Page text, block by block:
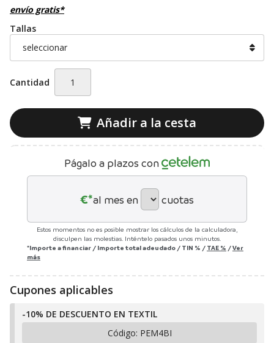
envío gratis*
Tallas
Cantidad
Añadir a la cesta
Págalo a plazos con
€*al mes en cuotas
Estos momentos no es posible mostrar los cálculos de la calculadora,
disculpen las molestias. Inténtelo pasados unos minutos.
*Importe a financiar / Importe total adeudado / TIN % / TAE % /Ver
más
Cupones aplicables
-10% DE DESCUENTO EN TEXTIL
Código: PEM4BI